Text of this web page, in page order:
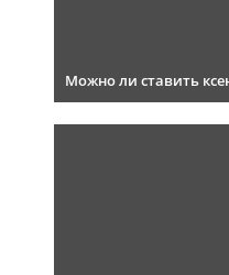
Можно ли ставить